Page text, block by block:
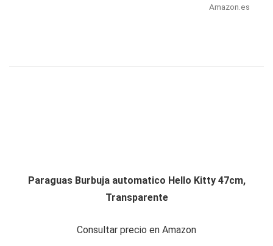
Amazon.es
Paraguas Burbuja automatico Hello Kitty 47cm,
Transparente
Consultar precio en Amazon